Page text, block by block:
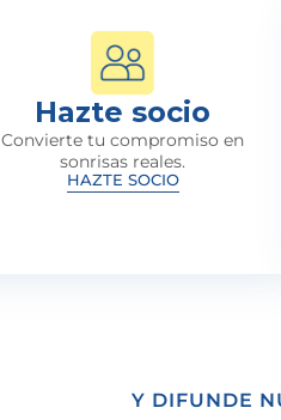
Hazte socio
Convierte tu compromiso en
sonrisas reales.
HAZTE SOCIO
Y DIFUNDE